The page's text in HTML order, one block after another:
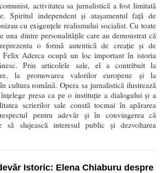
activitatea sa jurnalistică a fost limitată
Spiritul independent și atașamentul față de
cu exigențele realismului socialist. Cu toate
una dintre personalitățile care au demonstrat că
o formă autentică de creație și de
Felix Aderca ocupă un loc important în istoria
Prin articolele sale, el a contribuit la
la promovarea valorilor europene și la
cultura română. Opera sa jurnalistică ilustrează
presa ca pe o instituție a dialogului și a
scrierilor sale constă tocmai în apărarea
pentru adevăr și în convingerea că
să slujească interesul public și dezvoltarea
Istoric: Elena Chiaburu despre